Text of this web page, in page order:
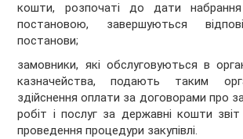
кошти, розпочаті до дати
постановою, завершуються
постанови;
замовники, які обслуговуються в
казначейства, подають таким
здійснення оплати за договорами про
робіт і послуг за державні кошти
проведення процедури закупівлі.